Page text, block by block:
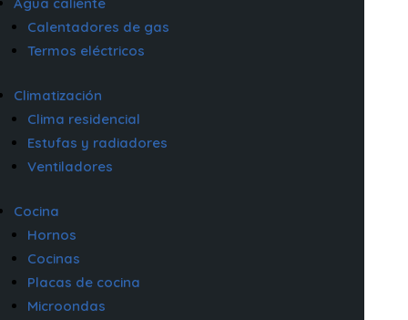
Calentadores de gas
Termos eléctricos
Climatización
Clima residencial
Estufas y radiadores
Ventiladores
Cocina
Hornos
Cocinas
Placas de cocina
Microondas